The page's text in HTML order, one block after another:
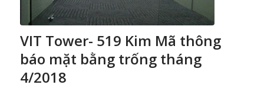
VIT Tower- 519 Kim Mã thông
báo mặt bằng trống tháng
4/2018